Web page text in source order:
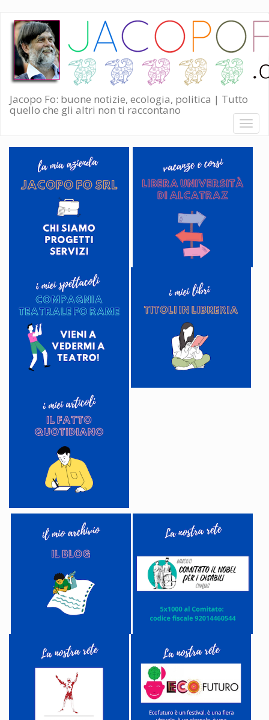
Salta
contenuto
principale
Jacopo Fo: buone notizie, ecologia, politica | Tutto
quello che gli altri non ti raccontano
Toggle